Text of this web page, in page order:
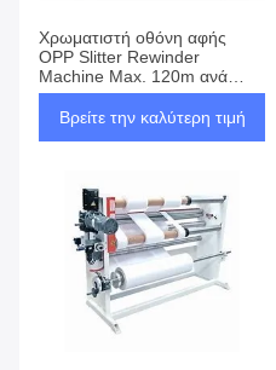
Χρωματιστή οθόνη αφής
OPP Slitter Rewinder
Machine Max. 120m ανά
λεπτό ταχύτητα
Βρείτε την καλύτερη τιμή